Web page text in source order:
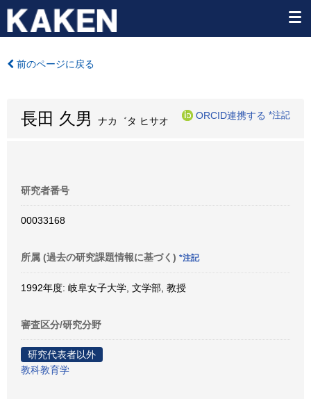
前のページに戻る
長田 久男 ナカ゛タ ヒサオ
ORCID連携する *注記
研究者番号
00033168
所属 (過去の研究課題情報に基づく) *注記
1992年度: 岐阜女子大学, 文学部, 教授
審査区分/研究分野
研究代表者以外
教科教育学